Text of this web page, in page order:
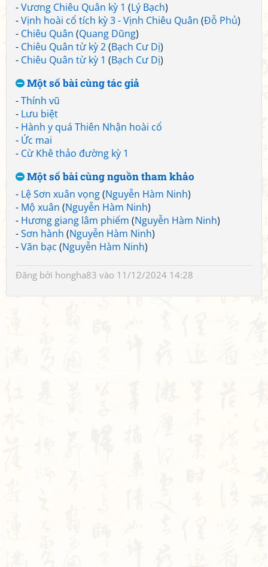
-Vương Chiêu Quân kỳ 1 (Lý Bạch)
-Vịnh hoài cổ tích kỳ 3 - Vịnh Chiêu Quân (Đỗ Phủ)
- Chiêu Quân (Quang Dũng)
- Chiêu Quân từ kỳ 2(Bạch Cư Dị)
- Chiêu Quân từ kỳ 1 (Bạch Cư Dị)
Một số bài cùng tác giả
-Thính vũ
- Lưu biệt
- Hành y quá Thiên Nhận hoài cổ
- Ức mai
- Cừ Khê thảo đường kỳ 1
Một số bài cùng nguồn tham khảo
- Lệ Sơn xuân vọng(Nguyễn Hàm Ninh)
- Mộ xuân (Nguyễn Hàm Ninh)
- Hương giang lâm phiếm (Nguyễn Hàm Ninh)
-Sơn hành (Nguyễn Hàm Ninh)
-Vãn bạc (Nguyễn Hàm Ninh)
Đăng bởi hongha83 vào 11/12/2024 14:28